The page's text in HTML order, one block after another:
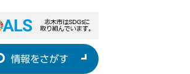
情報をさがす